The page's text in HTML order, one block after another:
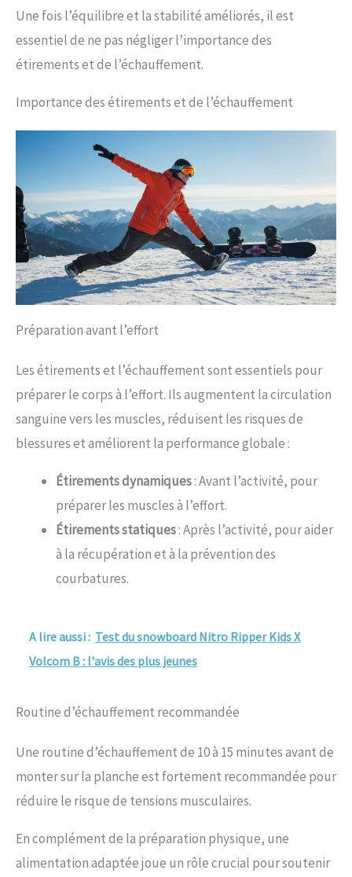
Une fois l’équilibre et la stabilité améliorés, il est
essentiel de ne pas négliger l’importance des
étirements et de l’échauffement.
Importance des étirements et de l’échauffement
Préparation avant l’effort
Les étirements et l’échauffement sont essentiels pour
préparer le corps à l’effort. Ils augmentent la circulation
sanguine vers les muscles, réduisent les risques de
blessures et améliorent la performance globale :
Étirements dynamiques: Avant l’activité, pour
préparer les muscles à l’effort.
Étirements statiques: Après l’activité, pour aider
à la récupération et à la prévention des
courbatures.
A lire aussi : Test du snowboard Nitro Ripper Kids X
Volcom B : l'avis des plus jeunes
Routine d’échauffement recommandée
Une routine d’échauffement de 10 à 15 minutes avant de
monter sur la planche est fortement recommandée pour
réduire le risque de tensions musculaires.
En complément de la préparation physique, une
alimentation adaptée joue un rôle crucial pour soutenir